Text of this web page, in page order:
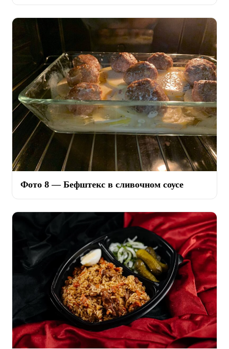
Фото 8 — Бефштекс в сливочном соусе